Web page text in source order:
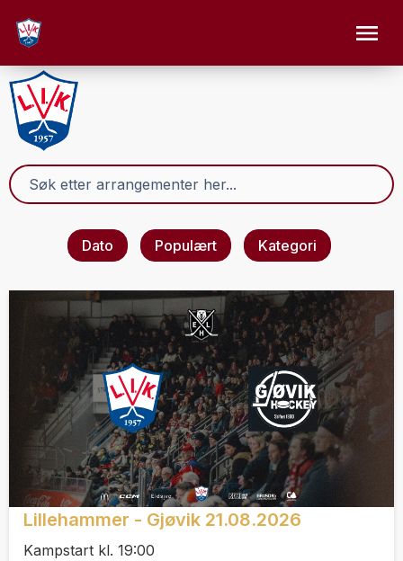
Dato Populært Kategori
Lillehammer - Gjøvik 21.08.2026
Kampstart kl. 19:00